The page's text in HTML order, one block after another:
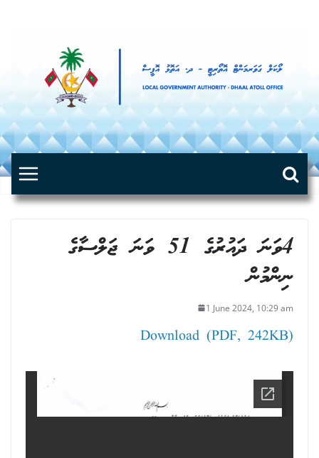
4ވަނަ ދައުރުގެ 51 ވަނަ ޖަލްސާގެ
ނިންމުން
1 June 2024, 10:29 am
Download (PDF, 242KB)